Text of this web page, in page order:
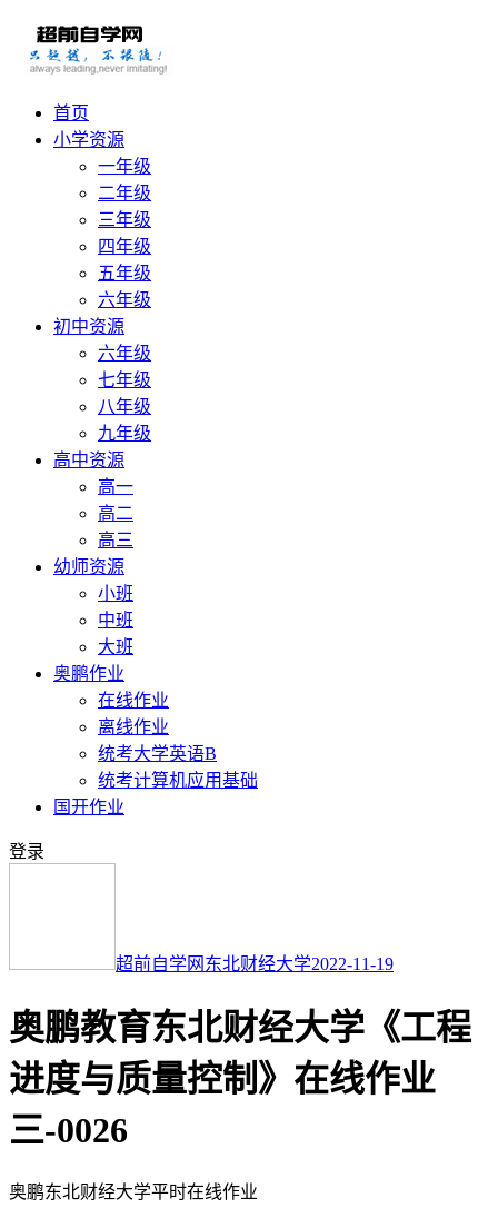
首页
小学资源
一年级
二年级
三年级
四年级
五年级
六年级
初中资源
六年级
七年级
八年级
九年级
高中资源
高一
高二
高三
幼师资源
小班
中班
大班
奥鹏作业
在线作业
离线作业
统考大学英语B
统考计算机应用基础
国开作业
登录
超前自学网 东北财经大学2022-11-19
奥鹏教育东北财经大学《工程
进度与质量控制》在线作业
三-0026
奥鹏东北财经大学平时在线作业